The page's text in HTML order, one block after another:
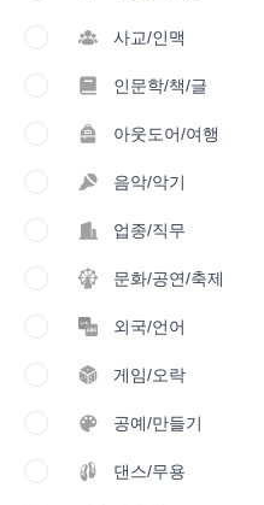
사교/인맥
인문학/책/글
아웃도어/여행
음악/악기
업종/직무
문화/공연/축제
외국/언어
게임/오락
공예/만들기
댄스/무용